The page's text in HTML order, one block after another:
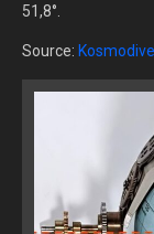
51,8°.
Source: